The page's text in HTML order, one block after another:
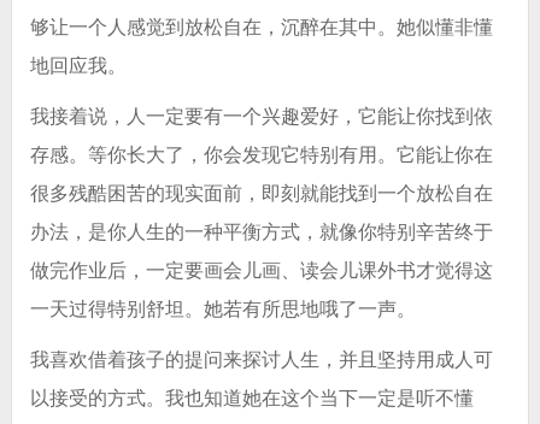
够让一个人感觉到放松自在，沉醉在其中。她似懂非懂
地回应我。
我接着说，人一定要有一个兴趣爱好，它能让你找到依
存感。等你长大了，你会发现它特别有用。它能让你在
很多残酷困苦的现实面前，即刻就能找到一个放松自在
办法，是你人生的一种平衡方式，就像你特别辛苦终于
做完作业后，一定要画会儿画、读会儿课外书才觉得这
一天过得特别舒坦。她若有所思地哦了一声。
我喜欢借着孩子的提问来探讨人生，并且坚持用成人可
以接受的方式。我也知道她在这个当下一定是听不懂